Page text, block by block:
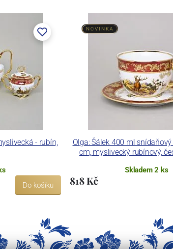
- rubín,
Do košíku
Olga: Šálek 400 ml
cm, myslivecký rubínový,
NOVINKA
Skladem 2 ks
818 Kč